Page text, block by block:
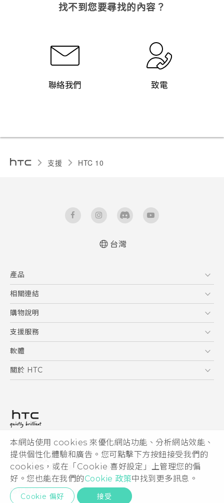
本網站使用 cookies 來優化網站功能、分析網站效能、
提供個性化體驗和廣告。您可點擊下方按鈕接受我們的
cookies，或在「Cookie 喜好設定」上管理您的偏
好。您也能在我們的Cookie 政策中找到更多訊息。
Cookie 偏好 接受
找不到您要尋找的內容？
聯絡我們 致電
支援 HTC 10‎
台灣
產品
5G
智慧型手機
配件
相關連結
HTC Research
購物說明
購物須知
訂單管理
付款方式
支援服務
到府收送維修服務
服務中心資訊
客戶服務佈告欄
軟體
應用程式
HTC Sync Manager
關於 HTC
投資人
隱私權政策
產品安全性
Cookie
Security and Privacy Whitepaper
© 2011-2026 HTC Corporation
HTC 法律文件
宏達國際電子股份有限公司 | 統一編號16003518
隱私聯絡:Global-Privacy@htc.com